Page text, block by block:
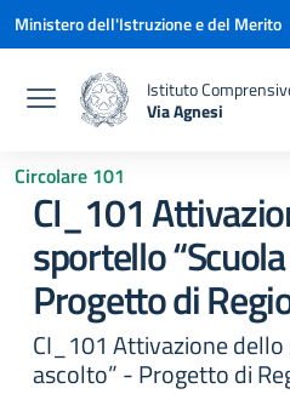
Vai ai contenuti
Vai al menu di navigazione
Vai al footer
Ministero dell'Istruzione e del Merito
Istituto
Via Agnesi
— Visita la pagina
Circolare 101
CI_101
sportello
Progetto di
CI_101 Attivazione
ascolto” - Progetto di